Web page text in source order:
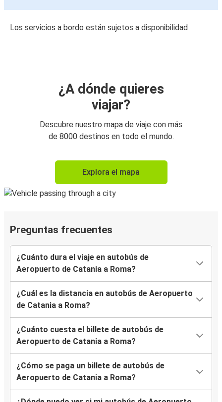
Los servicios a bordo están sujetos a disponibilidad
¿A dónde quieres
viajar?
Descubre nuestro mapa de viaje con más
de 8000 destinos en todo el mundo.
Explora el mapa
Preguntas frecuentes
¿Cuánto dura el viaje en autobús de
Aeropuerto de Catania a Roma?
¿Cuál es la distancia en autobús de Aeropuerto
de Catania a Roma?
¿Cuánto cuesta el billete de autobús de
Aeropuerto de Catania a Roma?
¿Cómo se paga un billete de autobús de
Aeropuerto de Catania a Roma?